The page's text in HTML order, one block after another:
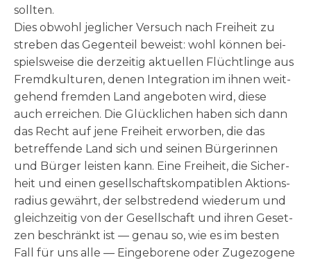
sollten.
Dies obwohl jeg­li­cher Ver­such nach Frei­heit zu
stre­ben das Gegen­teil beweist: wohl kön­nen bei­
spiels­wei­se die der­zei­tig aktu­el­len Flücht­lin­ge aus
Fremd­kul­tu­ren, denen Inte­gra­ti­on im ihnen weit­
ge­hend frem­den Land ange­bo­ten wird, die­se
auch errei­chen. Die Glück­li­chen haben sich dann
das Recht auf jene Frei­heit erwor­ben, die das
betref­fen­de Land sich und sei­nen Bür­ge­rin­nen
und Bür­ger lei­sten kann. Eine Frei­heit, die Sicher­
heit und einen gesell­schafts­kom­pa­ti­blen Akti­ons­
ra­di­us gewährt, der selbst­re­dend wie­der­um und
gleich­zei­tig von der Gesell­schaft und ihren Geset­
zen beschränkt ist — genau so, wie es im besten
Fall für uns alle — Ein­ge­bo­re­ne oder Zuge­zo­ge­ne